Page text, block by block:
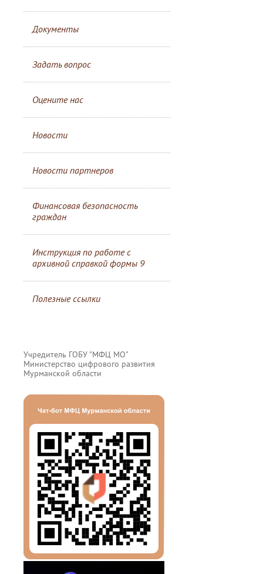
Документы
Задать вопрос
Оцените нас
Новости
Новости партнеров
Финансовая безопасность
граждан
Инструкция по работе с
архивной справкой формы 9
Полезные ссылки
Учредитель ГОБУ "МФЦ МО"
Министерство цифрового развития
Мурманской области